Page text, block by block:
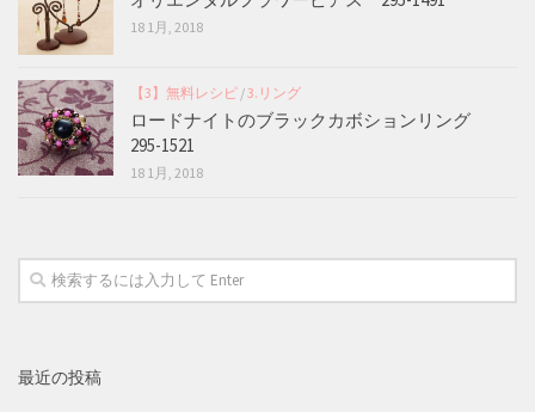
18 1月, 2018
【3】無料レシピ /3.リング
ロードナイトのブラックカボションリング
295-1521
18 1月, 2018
最近の投稿